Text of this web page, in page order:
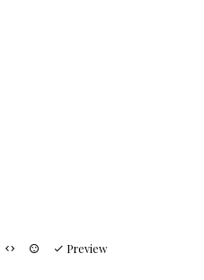
Preview